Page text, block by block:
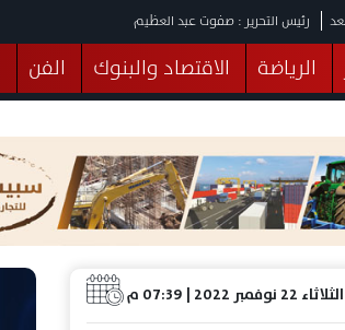
رئيس التحرير : صفوت عبد العظيم
الرياضة الاقتصاد والبنوك الفن
صحة الثقافة خدمات منوعات
الثلاثاء 22 نوفمبر 2022 | 07:39 م